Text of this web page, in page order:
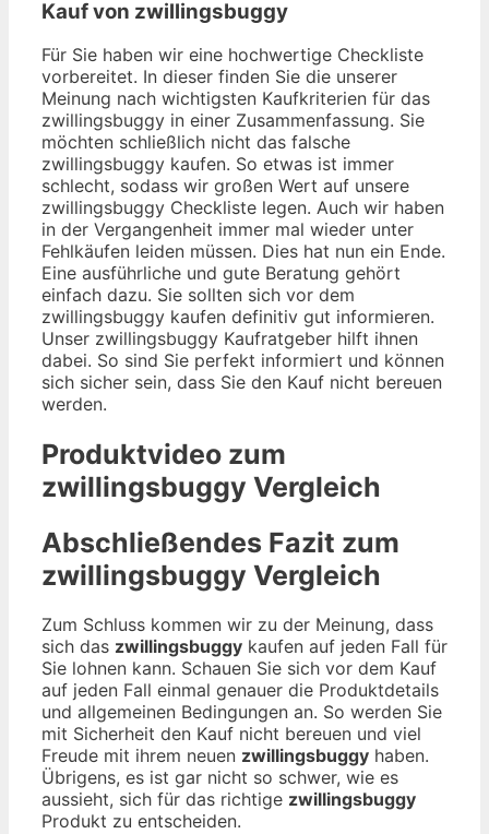
Kauf von zwillingsbuggy
Für Sie haben wir eine hochwertige Checkliste
vorbereitet. In dieser finden Sie die unserer
Meinung nach wichtigsten Kaufkriterien für das
zwillingsbuggy in einer Zusammenfassung. Sie
möchten schließlich nicht das falsche
zwillingsbuggy kaufen. So etwas ist immer
schlecht, sodass wir großen Wert auf unsere
zwillingsbuggy Checkliste legen. Auch wir haben
in der Vergangenheit immer mal wieder unter
Fehlkäufen leiden müssen. Dies hat nun ein Ende.
Eine ausführliche und gute Beratung gehört
einfach dazu. Sie sollten sich vor dem
zwillingsbuggy kaufen definitiv gut informieren.
Unser zwillingsbuggy Kaufratgeber hilft ihnen
dabei. So sind Sie perfekt informiert und können
sich sicher sein, dass Sie den Kauf nicht bereuen
werden.
Produktvideo zum
zwillingsbuggy Vergleich
Abschließendes Fazit zum
zwillingsbuggy Vergleich
Zum Schluss kommen wir zu der Meinung, dass
sich das zwillingsbuggy kaufen auf jeden Fall für
Sie lohnen kann. Schauen Sie sich vor dem Kauf
auf jeden Fall einmal genauer die Produktdetails
und allgemeinen Bedingungen an. So werden Sie
mit Sicherheit den Kauf nicht bereuen und viel
Freude mit ihrem neuen zwillingsbuggy haben.
Übrigens, es ist gar nicht so schwer, wie es
aussieht, sich für das richtige zwillingsbuggy
Produkt zu entscheiden.